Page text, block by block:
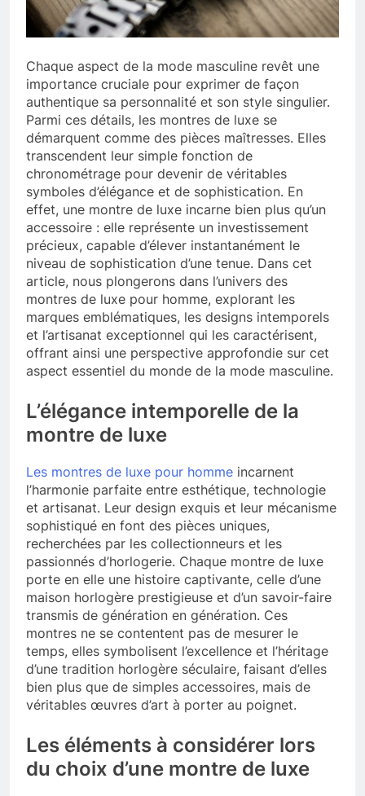
Chaque aspect de la mode masculine revêt une
importance cruciale pour exprimer de façon
authentique sa personnalité et son style singulier.
Parmi ces détails, les montres de luxe se
démarquent comme des pièces maîtresses. Elles
transcendent leur simple fonction de
chronométrage pour devenir de véritables
symboles d’élégance et de sophistication. En
effet, une montre de luxe incarne bien plus qu’un
accessoire : elle représente un investissement
précieux, capable d’élever instantanément le
niveau de sophistication d’une tenue. Dans cet
article, nous plongerons dans l’univers des
montres de luxe pour homme, explorant les
marques emblématiques, les designs intemporels
et l’artisanat exceptionnel qui les caractérisent,
offrant ainsi une perspective approfondie sur cet
aspect essentiel du monde de la mode masculine.
L’élégance intemporelle de la
montre de luxe
Les montres de luxe pour homme incarnent
l’harmonie parfaite entre esthétique, technologie
et artisanat. Leur design exquis et leur mécanisme
sophistiqué en font des pièces uniques,
recherchées par les collectionneurs et les
passionnés d’horlogerie. Chaque montre de luxe
porte en elle une histoire captivante, celle d’une
maison horlogère prestigieuse et d’un savoir-faire
transmis de génération en génération. Ces
montres ne se contentent pas de mesurer le
temps, elles symbolisent l’excellence et l’héritage
d’une tradition horlogère séculaire, faisant d’elles
bien plus que de simples accessoires, mais de
véritables œuvres d’art à porter au poignet.
Les éléments à considérer lors
du choix d’une montre de luxe